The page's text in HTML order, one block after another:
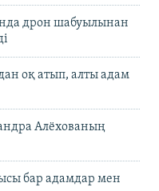
дрон шабуылынан
оқ атып, алты адам
Алёхованың
бар адамдар мен